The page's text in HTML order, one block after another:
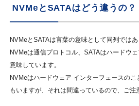
NVMeとSATAはどう違うの？
NVMeとSATAは言葉の意味として同列ではあ
NVMeは通信プロトコル、SATAはハードウ
意味しています。
NVMeはハードウェア インターフェースの
もいますが、それは間違っているので、ご注